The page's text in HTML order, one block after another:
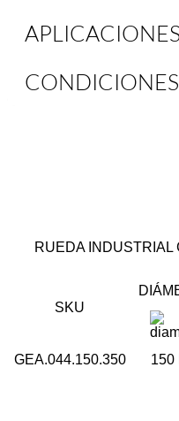
RUEDA INDUSTRIAL
SKU
GEA.044.150.350 150